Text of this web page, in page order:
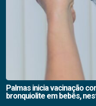
Palmas inicia vacinação
bronquiolite em bebês,